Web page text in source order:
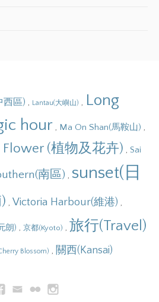
西區) , Lantau(大嶼山) , Long
hour , Ma On Shan(馬鞍山) ,
Flower (植物及花卉) , Sai
南區) , sunset(日
,Victoria Harbour(維港) ,
朗) ,京都(Kyoto) , 旅行(Travel)
Blossom) , 關西(Kansai)